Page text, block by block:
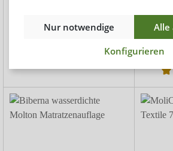
45,00 CHF
(8)
Nur notwendige
Alle
Konfigurieren